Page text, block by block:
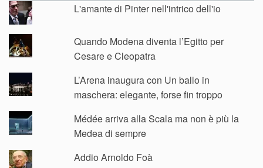
L'amante di Pinter nell'intrico dell'io
Quando Modena diventa l’Egitto per
Cesare e Cleopatra
L’Arena inaugura con Un ballo in
maschera: elegante, forse fin troppo
Médée arriva alla Scala ma non è più la
Medea di sempre
Addio Arnoldo Foà